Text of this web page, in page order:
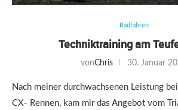
Radfahren
Techniktraining am
vonChris 30. Januar
Nach meiner durchwachsenen Leistung
CX- Rennen, kam mir das Angebot vom